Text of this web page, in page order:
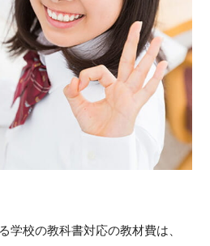
学校の教科書対応の教材費は、